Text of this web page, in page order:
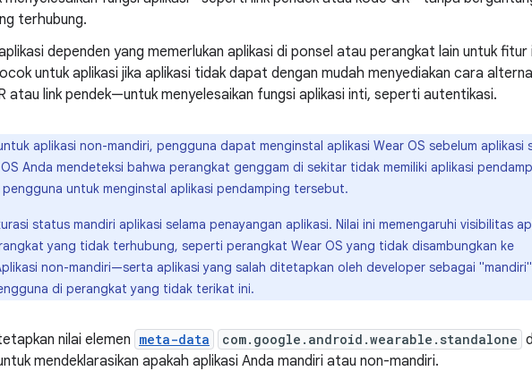
terhubung.
dependen yang memerlukan aplikasi di ponsel atau perangkat lain untuk fitur
untuk aplikasi jika aplikasi tidak dapat dengan mudah menyediakan cara
atau link pendek—untuk menyelesaikan fungsi aplikasi inti, seperti autentikasi.
aplikasi non-mandiri, pengguna dapat menginstal aplikasi Wear OS sebelum aplikasi
Anda mendeteksi bahwa perangkat genggam di sekitar tidak memiliki aplikasi
untuk menginstal aplikasi pendamping tersebut.
status mandiri aplikasi selama penayangan aplikasi. Nilai ini memengaruhi visibilitas
yang tidak terhubung, seperti perangkat Wear OS yang tidak disambungkan ke
non-mandiri—serta aplikasi yang salah ditetapkan oleh developer sebagai
di perangkat yang tidak terikat ini.
nilai elemen meta-data com.google.android.wearable.standalone
mendeklarasikan apakah aplikasi Anda mandiri atau non-mandiri.